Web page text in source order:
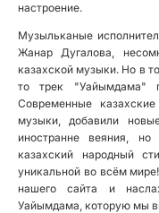
настроение.
Музыльканые
Жанар Дугалова,
казахской музыки. Но в
то трек "Уайымдама"
Современные
музыки, добавили
иностранне веяния,
казахский народный
уникальной во всём
нашего сайта и
Уайымдама, которую мы